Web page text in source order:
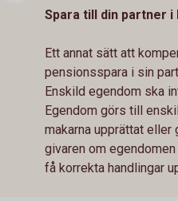
Spara till din partner i
Ett annat sätt att
pensionsspara i sin
Enskild egendom ska
Egendom görs till
makarna upprättat
givaren om
få korrekta handlingar